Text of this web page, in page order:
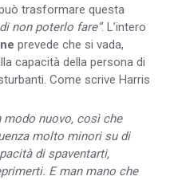
trasformare questa
non poterlo fare”. L’intero
prevede che si vada,
capacità della persona di
Come scrive Harris
nuovo, così che
molto minori su di
di spaventarti,
E man mano che